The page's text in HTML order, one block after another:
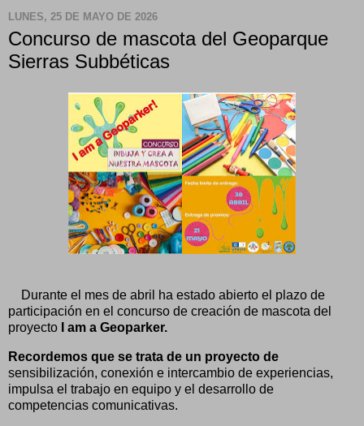
LUNES, 25 DE MAYO DE 2026
Concurso de mascota del Geoparque
Sierras Subbéticas
Durante el mes de abril ha estado abierto el plazo de
participación en el concurso de creación de mascota del
proyecto
I am a Geoparker.
Recordemos que se trata de un proyecto de
sensibilización, conexión e intercambio de experiencias,
impulsa el trabajo en equipo y el desarrollo de
competencias comunicativas.